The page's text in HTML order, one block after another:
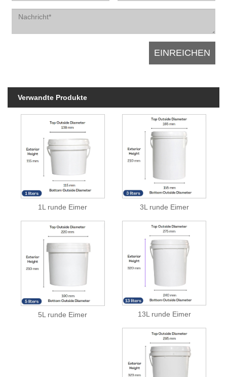
Verwandte Produkte
1L runde Eimer 3L runde Eimer
5L runde Eimer 13L runde Eimer